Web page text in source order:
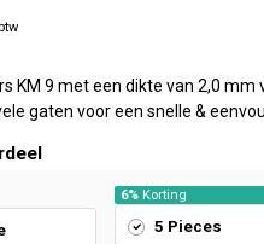
KM 9 met een dikte van 2,0 mm
gaten voor een snelle &
6% Korting
5 Pieces